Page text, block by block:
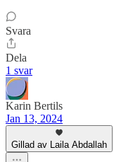
Svara
Dela
1 svar
Karin Bertils
Jan 13, 2024
Gillad av Laila Abdallah